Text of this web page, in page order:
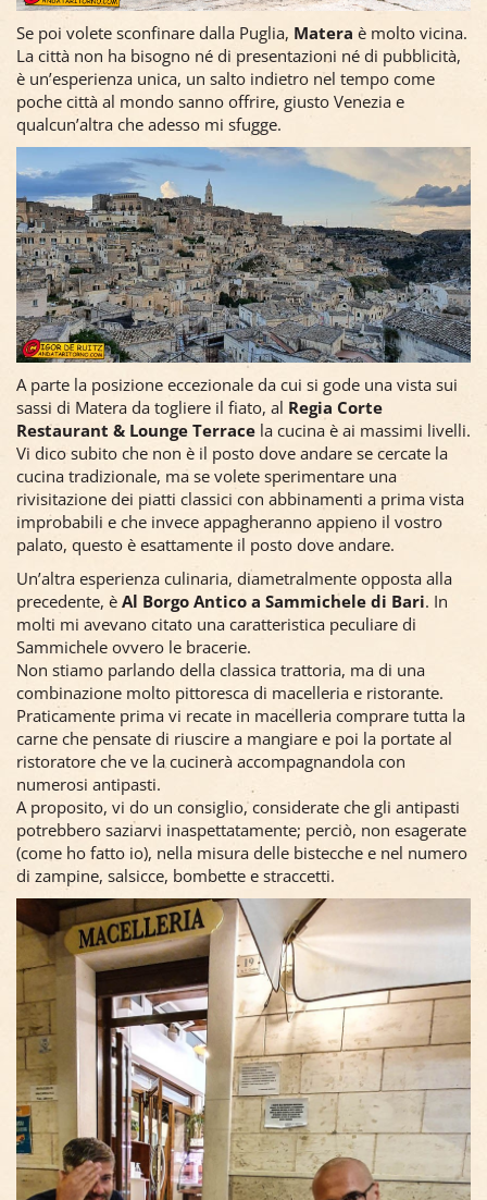
Se poi volete sconfinare dalla Puglia, Matera è molto vicina.
La città non ha bisogno né di presentazioni né di pubblicità,
è un’esperienza unica, un salto indietro nel tempo come
poche città al mondo sanno offrire, giusto Venezia e
qualcun’altra che adesso mi sfugge.
A parte la posizione eccezionale da cui si gode una vista sui
sassi di Matera da togliere il fiato, al Regia Corte
Restaurant & Lounge Terrace la cucina è ai massimi livelli.
Vi dico subito che non è il posto dove andare se cercate la
cucina tradizionale, ma se volete sperimentare una
rivisitazione dei piatti classici con abbinamenti a prima vista
improbabili e che invece appagheranno appieno il vostro
palato, questo è esattamente il posto dove andare.
Un’altra esperienza culinaria, diametralmente opposta alla
precedente, è Al Borgo Antico a Sammichele di Bari. In
molti mi avevano citato una caratteristica peculiare di
Sammichele ovvero le bracerie.
Non stiamo parlando della classica trattoria, ma di una
combinazione molto pittoresca di macelleria e ristorante.
Praticamente prima vi recate in macelleria comprare tutta la
carne che pensate di riuscire a mangiare e poi la portate al
ristoratore che ve la cucinerà accompagnandola con
numerosi antipasti.
A proposito, vi do un consiglio, considerate che gli antipasti
potrebbero saziarvi inaspettatamente; perciò, non esagerate
(come ho fatto io), nella misura delle bistecche e nel numero
di zampine, salsicce, bombette e straccetti.